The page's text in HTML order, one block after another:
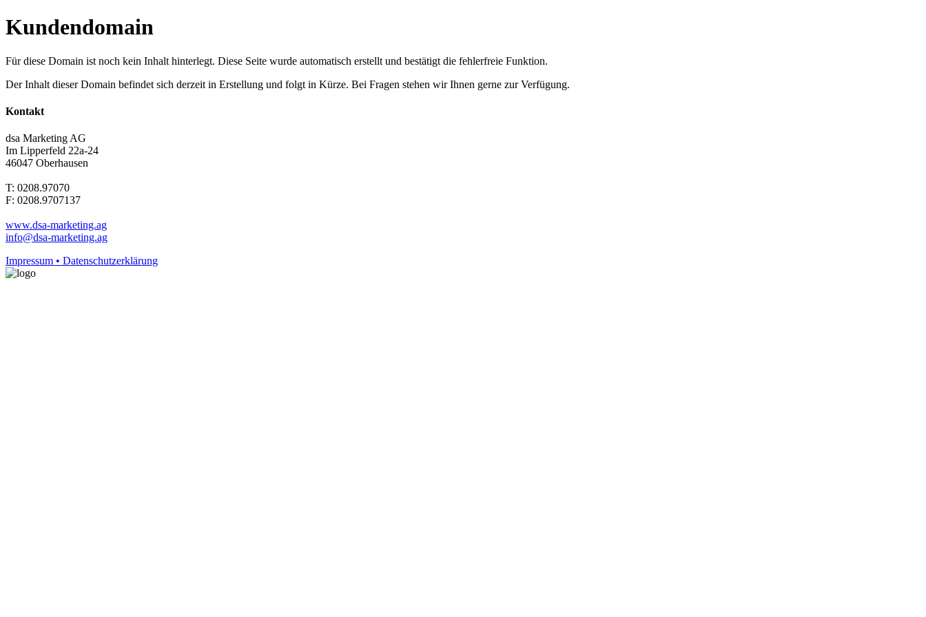
Kundendomain
Für diese Domain ist noch kein Inhalt hinterlegt. Diese Seite wurde automatisch erstellt und bestätigt die fehlerfreie Funktion.
Der Inhalt dieser Domain befindet sich derzeit in Erstellung und folgt in Kürze. Bei Fragen stehen wir Ihnen gerne zur Verfügung.
Kontakt
dsa Marketing AG
Im Lipperfeld 22a-24
46047 Oberhausen
T: 0208.97070
F: 0208.9707137
www.dsa-marketing.ag
info@dsa-marketing.ag
Impressum • Datenschutzerklärung